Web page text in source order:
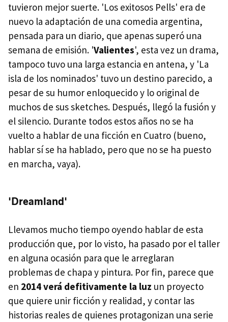
tuvieron mejor suerte. 'Los exitosos Pells' era de
nuevo la adaptación de una comedia argentina,
pensada para un diario, que apenas superó una
semana de emisión. 'Valientes', esta vez un drama,
tampoco tuvo una larga estancia en antena, y 'La
isla de los nominados' tuvo un destino parecido, a
pesar de su humor enloquecido y lo original de
muchos de sus sketches. Después, llegó la fusión y
el silencio. Durante todos estos años no se ha
vuelto a hablar de una ficción en Cuatro (bueno,
hablar sí se ha hablado, pero que no se ha puesto
en marcha, vaya).
'Dreamland'
Llevamos mucho tiempo oyendo hablar de esta
producción que, por lo visto, ha pasado por el taller
en alguna ocasión para que le arreglaran
problemas de chapa y pintura. Por fin, parece que
en 2014 verá defitivamente la luz un proyecto
que quiere unir ficción y realidad, y contar las
historias reales de quienes protagonizan una serie